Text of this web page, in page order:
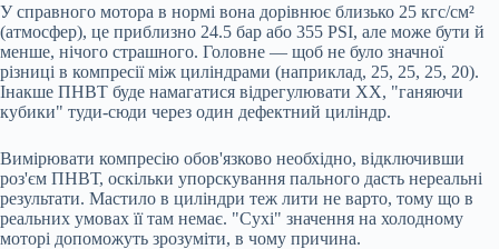
У справного мотора в нормі вона дорівнює близько 25 кгс/см²
(атмосфер), це приблизно 24.5 бар або 355 PSI, але може бути й
менше, нічого страшного. Головне — щоб не було значної
різниці в компресії між циліндрами (наприклад, 25, 25, 25, 20).
Інакше ПНВТ буде намагатися відрегулювати ХХ, "ганяючи
кубики" туди-сюди через один дефектний циліндр.
Вимірювати компресію обов'язково необхідно, відключивши
роз'єм ПНВТ, оскільки упорскування пального дасть нереальні
результати. Мастило в циліндри теж лити не варто, тому що в
реальних умовах її там немає. "Сухі" значення на холодному
моторі допоможуть зрозуміти, в чому причина.